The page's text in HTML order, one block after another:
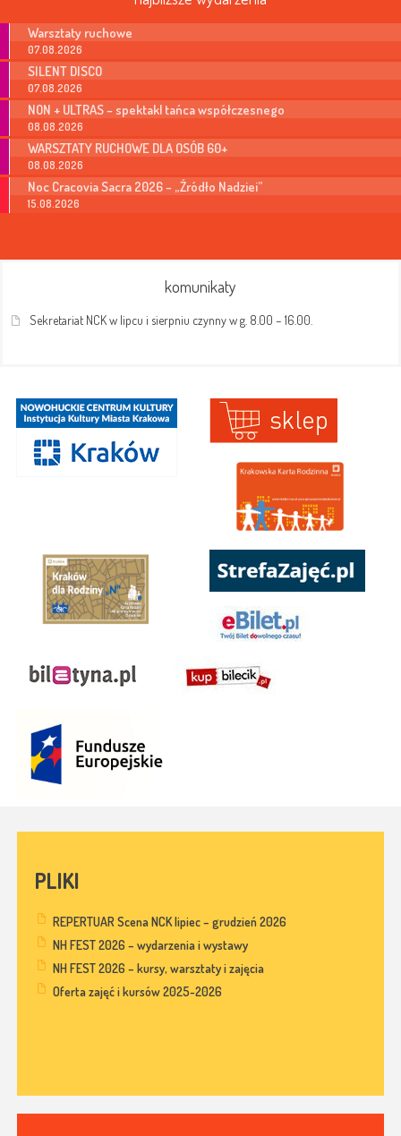
Warsztaty ruchowe
07.08.2026
SILENT DISCO
07.08.2026
NON + ULTRAS – spektakl tańca współczesnego
08.08.2026
WARSZTATY RUCHOWE DLA OSÓB 60+
08.08.2026
Noc Cracovia Sacra 2026 – „Źródło Nadziei”
15.08.2026
komunikaty
Sekretariat NCK w lipcu i sierpniu czynny w g. 8.00 – 16.00.
PLIKI
REPERTUAR Scena NCK lipiec – grudzień 2026
NH FEST 2026 – wydarzenia i wystawy
NH FEST 2026 – kursy, warsztaty i zajęcia
Oferta zajęć i kursów 2025-2026